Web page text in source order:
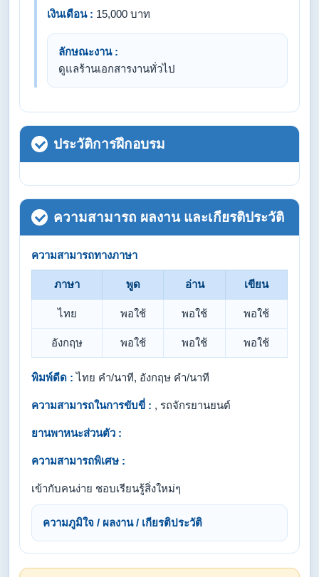
เงินเดือน : 15,000 บาท
ลักษณะงาน :
ดูแลร้านเอกสารงานทั่วไป
ประวัติการฝึกอบรม
ความสามารถ ผลงาน และเกียรติประวัติ
ความสามารถทางภาษา
ภาษา พูด อ่าน เขียน
ไทย พอใช้ พอใช้ พอใช้
อังกฤษ พอใช้ พอใช้ พอใช้
พิมพ์ดีด : ไทย คำ/นาที, อังกฤษ คำ/นาที
ความสามารถในการขับขี่ : , รถจักรยานยนต์
ยานพาหนะส่วนตัว :
ความสามารถพิเศษ :
เข้ากับคนง่าย ชอบเรียนรู้สิ่งใหม่ๆ
ความภูมิใจ / ผลงาน / เกียรติประวัติ